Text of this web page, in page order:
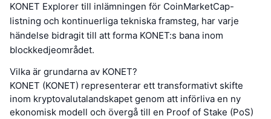
KONET Explorer till inlämningen för CoinMarketCap-
listning och kontinuerliga tekniska framsteg, har varje
händelse bidragit till att forma KONET:s bana inom
blockkedjeområdet.
Vilka är grundarna av KONET?
KONET (KONET) representerar ett transformativt skifte
inom kryptovalutalandskapet genom att införliva en ny
ekonomisk modell och övergå till en Proof of Stake (PoS)